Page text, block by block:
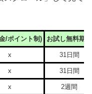
/ポイント制) お試し無料期間
x 31日間
x 31日間
x 2週間